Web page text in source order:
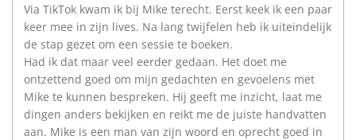
Via TikTok kwam ik bij Mike terecht. Eerst keek ik een paar
keer mee in zijn lives. Na lang twijfelen heb ik uiteindelijk
de stap gezet om een sessie te boeken.
Had ik dat maar veel eerder gedaan. Het doet me
ontzettend goed om mijn gedachten en gevoelens met
Mike te kunnen bespreken. Hij geeft me inzicht, laat me
dingen anders bekijken en reikt me de juiste handvatten
aan. Mike is een man van zijn woord en oprecht goed in